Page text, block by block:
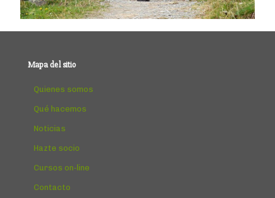
Mapa del sitio
Quienes somos
Qué hacemos
Noticias
Hazte socio
Cursos on-line
Contacto